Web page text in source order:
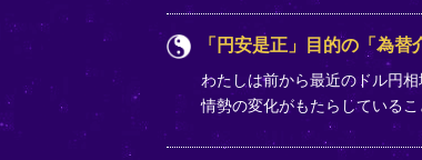
「円安是正」目的の「為替
わたしは前から最近のドル円
情勢の変化がもたらしている